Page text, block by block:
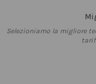
Selezioniamo la migliore